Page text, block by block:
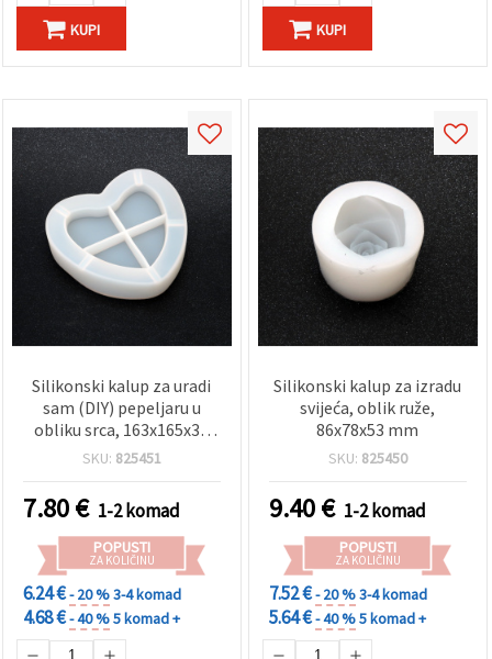
KUPI KUPI
Silikonski kalup za uradi
sam (DIY) pepeljaru u
obliku srca, 163x165x31
mm
SKU: 825451
7.80€ 1-2 komad
POPUSTI
ZA KOLIČINU
6.24 €- 20 %3-4 komad
4.68 €- 40 %5 komad +
Silikonski kalup za izradu
svijeća, oblik ruže,
86x78x53 mm
SKU: 825450
9.40€ 1-2 komad
POPUSTI
ZA KOLIČINU
7.52 €- 20 %3-4 komad
5.64 €- 40 %5 komad +